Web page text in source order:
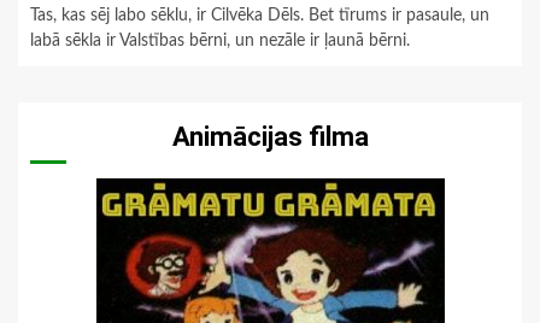
Tas, kas sēj labo sēklu, ir Cilvēka Dēls. Bet tīrums ir pasaule, un
labā sēkla ir Valstības bērni, un nezāle ir ļaunā bērni.
Animācijas filma